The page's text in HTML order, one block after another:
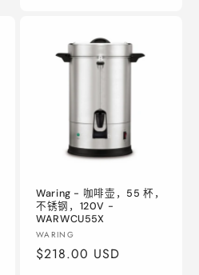
Waring - 咖啡壶，55 杯，
不锈钢，120V -
WARWCU55X
厂
商：
WARING
常
$218.00 USD